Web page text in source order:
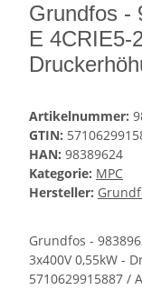
Grundfos -
E 4CRIE5-
Artikelnummer:
GTIN:
HAN: 98389624
Kategorie: MPC
Hersteller:
Grundfos -
3x400V 0,55kW -
5710629915887 /